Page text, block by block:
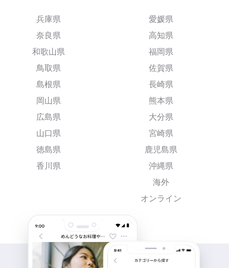
兵庫県
奈良県
和歌山県
鳥取県
島根県
岡山県
広島県
山口県
徳島県
香川県
愛媛県
高知県
福岡県
佐賀県
長崎県
熊本県
大分県
宮崎県
鹿児島県
沖縄県
海外
オンライン